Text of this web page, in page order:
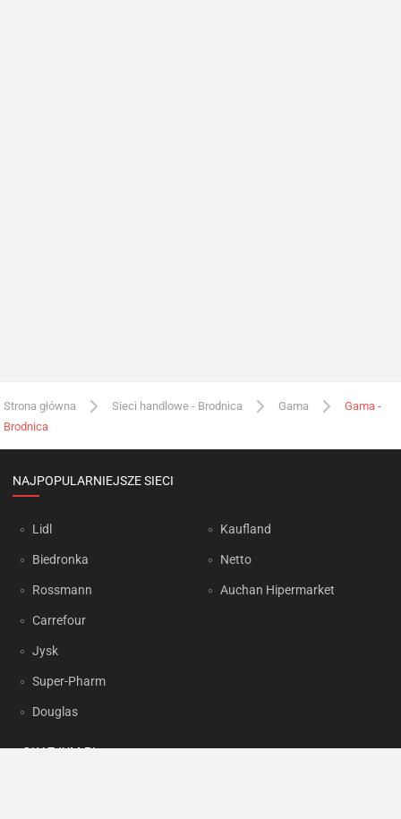
Strona główna Sieci handlowe - Brodnica Gama
Gama -
Brodnica
NAJPOPULARNIEJSZE SIECI
Lidl
Biedronka
Rossmann
Carrefour
Jysk
Super-Pharm
Douglas
Kaufland
Netto
Auchan Hipermarket
OKAZJUM.PL